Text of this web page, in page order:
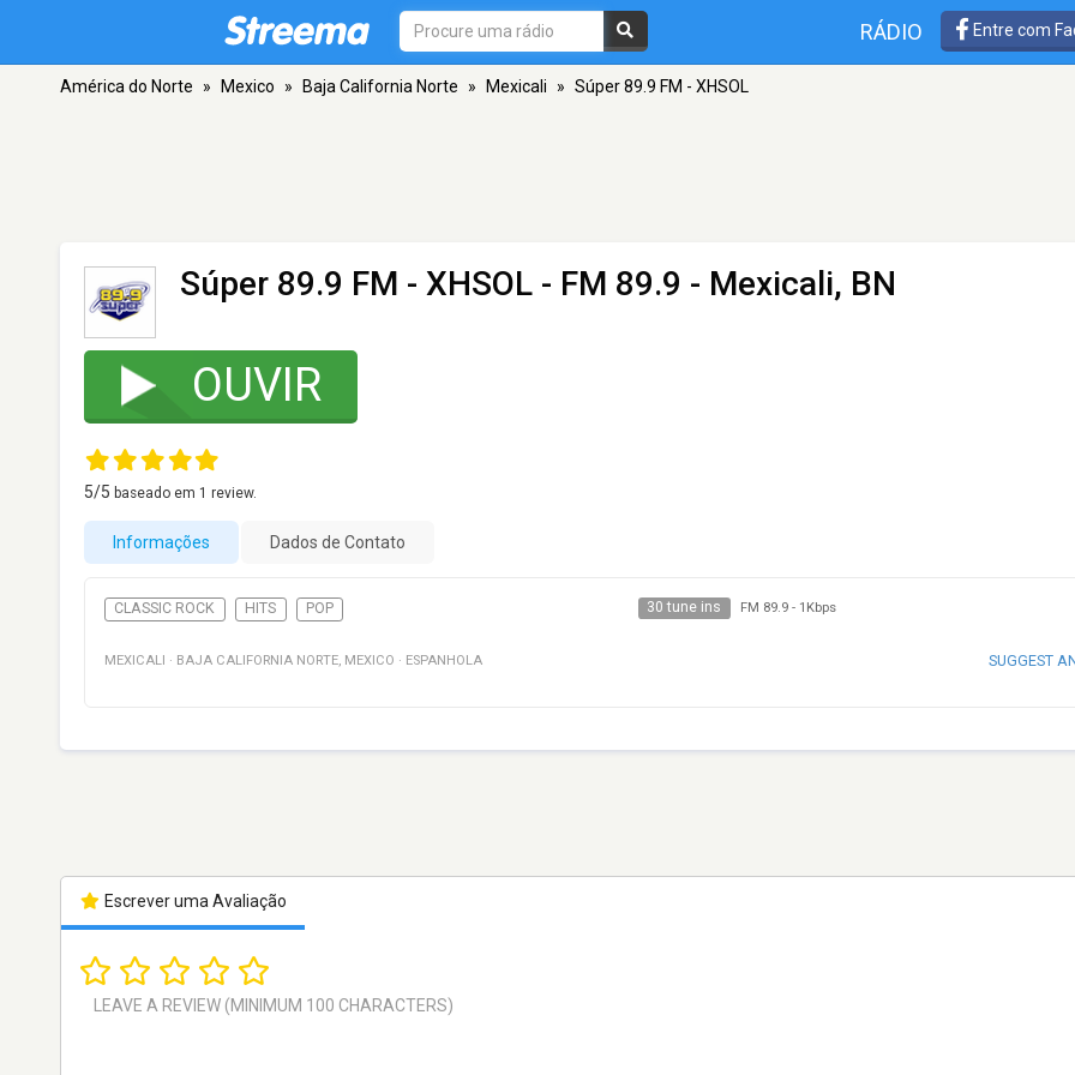
RÁDIO Entre com
América do Norte » Mexico » Baja California Norte » Mexicali » Súper 89.9 FM - XHSOL
Súper 89.9 FM - XHSOL - FM 89.9 - Mexicali, BN
OUVIR
5/5 baseado em 1 review.
Informações Dados de Contato
CLASSIC ROCK HITS POP 30 tune ins FM 89.9- 1Kbps
MEXICALI · BAJA CALIFORNIA NORTE, MEXICO · ESPANHOLA SUGGEST
Escrever uma Avaliação